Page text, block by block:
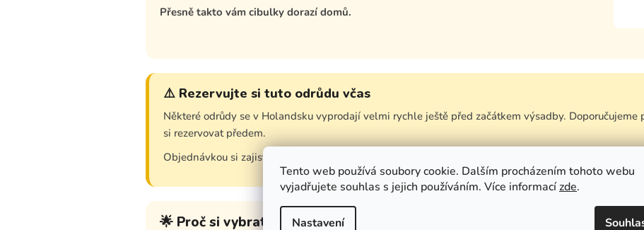
Tento web používá soubory cookie. Dalším procházením tohoto webu
vyjadřujete souhlas s jejich používáním. Více informacízde.
Nastavení
Přesně takto vám cibulky dorazí domů.
⚠️ Rezervujte si tuto odrůdu včas
Některé odrůdy se v Holandsku vyprodají velmi rychle ještě před začátkem výsadby.
si rezervovat předem.
Objednávkou si zajistíte dostupnost odrůdy z aktuální sklizně.
🌟 Proč si vybrat tuto odrůdu? 🧑‍🌾 Tipy na pěstování